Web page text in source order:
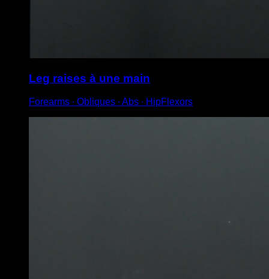
Leg raises à une main
Forearms ∙ Obliques ∙ Abs ∙ HipFlexors